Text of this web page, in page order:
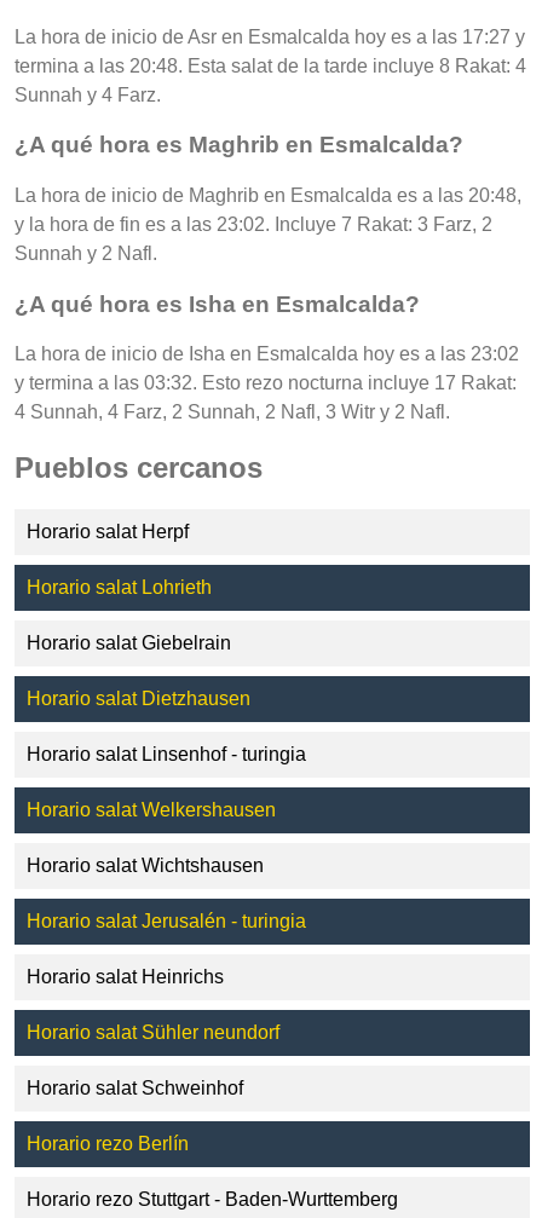
La hora de inicio de Asr en Esmalcalda hoy es a las 17:27 y
termina a las 20:48. Esta salat de la tarde incluye 8 Rakat: 4
Sunnah y 4 Farz.
¿A qué hora es Maghrib en Esmalcalda?
La hora de inicio de Maghrib en Esmalcalda es a las 20:48,
y la hora de fin es a las 23:02. Incluye 7 Rakat: 3 Farz, 2
Sunnah y 2 Nafl.
¿A qué hora es Isha en Esmalcalda?
La hora de inicio de Isha en Esmalcalda hoy es a las 23:02
y termina a las 03:32. Esto rezo nocturna incluye 17 Rakat:
4 Sunnah, 4 Farz, 2 Sunnah, 2 Nafl, 3 Witr y 2 Nafl.
Pueblos cercanos
Horario salat Herpf
Horario salat Lohrieth
Horario salat Giebelrain
Horario salat Dietzhausen
Horario salat Linsenhof - turingia
Horario salat Welkershausen
Horario salat Wichtshausen
Horario salat Jerusalén - turingia
Horario salat Heinrichs
Horario salat Sühler neundorf
Horario salat Schweinhof
Horario rezo Berlín
Horario rezo Stuttgart - Baden-Wurttemberg